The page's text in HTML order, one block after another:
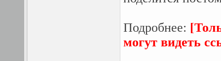
Подробнее:
могут видеть